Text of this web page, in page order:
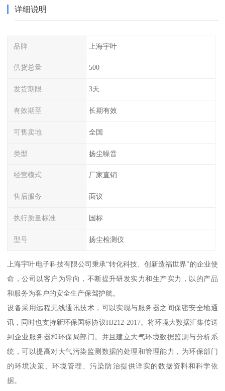
详细说明
品牌 上海宇叶
供货总量 500
发货期限 3天
有效期至 长期有效
可售卖地 全国
类型 扬尘噪音
经营模式 厂家直销
售后服务 面议
执行质量标准 国标
型号 扬尘检测仪
上海宇叶电子科技有限公司秉承“转化科技、创新造福世界”的企业使
命，公司以客户为导向，不断提升研发实力和生产实力，以的产品
和服务为客户的安全生产保驾护航。
设备采用远程无线通讯技术，可以实现与服务器之间保密安全地通
讯，同时也支持新环保国标协议HJ212-2017。将环境大数据汇集传送
到企业服务器和环保局部门。并且建立大气环境数据监测与分析系
统，可以提高对大气污染监测数据的处理和管理能力，为环保部门
的环境决策、环境管理、污染防治提供详实的数据资料和科学依
据。